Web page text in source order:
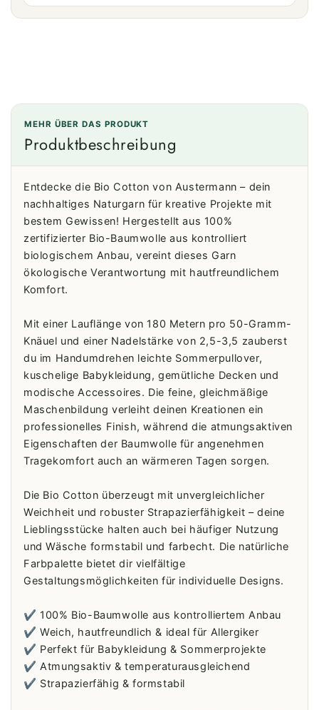
MEHR ÜBER DAS PRODUKT
Produktbeschreibung
Entdecke die Bio Cotton von Austermann – dein
nachhaltiges Naturgarn für kreative Projekte mit
bestem Gewissen! Hergestellt aus 100%
zertifizierter Bio-Baumwolle aus kontrolliert
biologischem Anbau, vereint dieses Garn
ökologische Verantwortung mit hautfreundlichem
Komfort.
Mit einer Lauflänge von 180 Metern pro 50-Gramm-
Knäuel und einer Nadelstärke von 2,5-3,5 zauberst
du im Handumdrehen leichte Sommerpullover,
kuschelige Babykleidung, gemütliche Decken und
modische Accessoires. Die feine, gleichmäßige
Maschenbildung verleiht deinen Kreationen ein
professionelles Finish, während die atmungsaktiven
Eigenschaften der Baumwolle für angenehmen
Tragekomfort auch an wärmeren Tagen sorgen.
Die Bio Cotton überzeugt mit unvergleichlicher
Weichheit und robuster Strapazierfähigkeit – deine
Lieblingsstücke halten auch bei häufiger Nutzung
und Wäsche formstabil und farbecht. Die natürliche
Farbpalette bietet dir vielfältige
Gestaltungsmöglichkeiten für individuelle Designs.
✔️ 100% Bio-Baumwolle aus kontrolliertem Anbau
✔️ Weich, hautfreundlich & ideal für Allergiker
✔️ Perfekt für Babykleidung & Sommerprojekte
✔️ Atmungsaktiv & temperaturausgleichend
✔️ Strapazierfähig & formstabil